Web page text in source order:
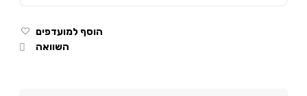
הוסף למועדפים
השוואה